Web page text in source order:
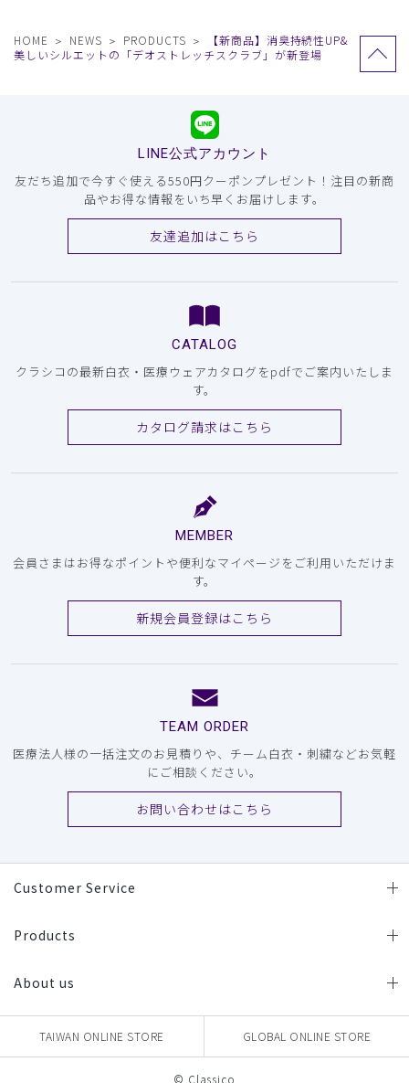
HOME NEWS PRODUCTS
【新商品】消臭持続性UP&
美しいシルエットの「デオストレッチスクラブ」が新登場
LINE公式アカウント
友だち追加で今すぐ使える550円クーポンプレゼント！注目の新商
品やお得な情報をいち早くお届けします。
友達追加はこちら
CATALOG
クラシコの最新白衣・医療ウェアカタログをpdfでご案内いたしま
す。
カタログ請求はこちら
MEMBER
会員さまはお得なポイントや便利なマイページをご利用いただけま
す。
新規会員登録はこちら
TEAM ORDER
医療法人様の一括注文のお見積りや、チーム白衣・刺繍などお気軽
にご相談ください。
お問い合わせはこちら
Customer Service
Products
About us
TAIWAN ONLINE STORE GLOBAL ONLINE STORE
© Classico